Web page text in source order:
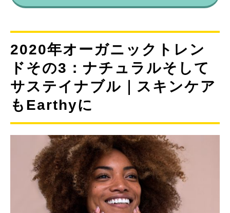
2020年オーガニックトレン
ドその3：ナチュラルそして
サステイナブル｜スキンケア
もEarthyに